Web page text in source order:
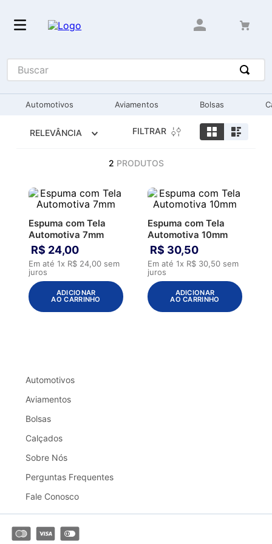
Buscar
Automotivos Aviamentos Bolsas
RELEVÂNCIA FILTRAR
2 PRODUTOS
Espuma com Tela
Automotiva 7mm
R$ 24,00
Em até1x R$ 24,00 sem
juros
ADICIONAR
AO CARRINHO
Espuma com Tela
Automotiva 10mm
R$ 30,50
Em até 1x R$ 30,50 sem
juros
ADICIONAR
AO CARRINHO
Automotivos
Aviamentos
Bolsas
Calçados
Sobre Nós
Perguntas Frequentes
Fale Conosco